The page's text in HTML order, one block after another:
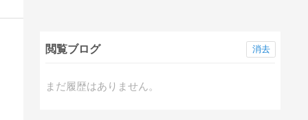
閲覧ブログ
まだ履歴はありません。
消去